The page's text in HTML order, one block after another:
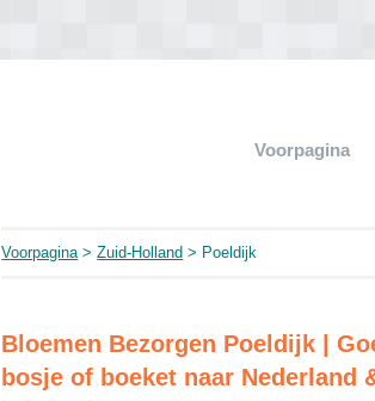
Voorpagina
Voorpagina>Zuid-Holland > Poeldijk
Bloemen Bezorgen Poeldijk |
bosje of boeket naar Nederland